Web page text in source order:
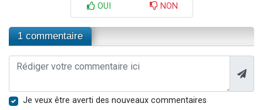
OUI NON
1 commentaire
Je veux être averti des nouveaux commentaires